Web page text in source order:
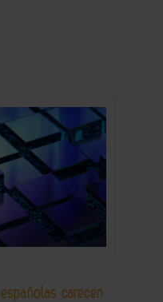
carecen